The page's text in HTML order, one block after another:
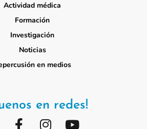
Actividad médica
Formación
Investigación
Noticias
en medios
en redes!